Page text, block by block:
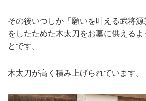
その後いつしか「願いを叶える武将
をしたためた木太刀をお墓に供えるよ
とです。
木太刀が高く積み上げられています。